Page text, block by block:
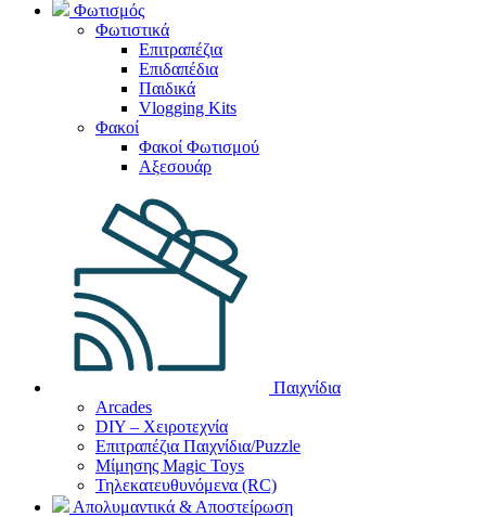
Φωτισμός
Φωτιστικά
Επιτραπέζια
Επιδαπέδια
Παιδικά
Vlogging Kits
Φακοί
Φακοί Φωτισμού
Αξεσουάρ
Παιχνίδια
Arcades
DIY – Χειροτεχνία
Επιτραπέζια Παιχνίδια/Puzzle
Μίμησης Magic Toys
Τηλεκατευθυνόμενα (RC)
Απολυμαντικά & Αποστείρωση